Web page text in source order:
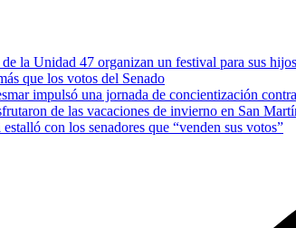
la Unidad 47 organizan un festival para sus hijos
que los votos del Senado
impulsó una jornada de concientización
de las vacaciones de invierno en San
con los senadores que “venden sus votos”